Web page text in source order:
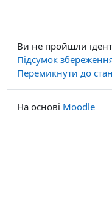
Ви не пройшли
Підсумок
Перемикнути до
На основі Moodle